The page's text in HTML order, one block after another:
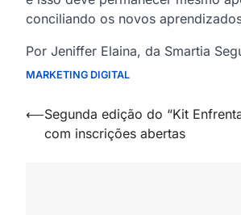
conciliando os novos
Por Jeniffer Elaina, da Smartia
MARKETING DIGITAL
Navegação
de
⟵Segunda edição do “Kit
com inscrições abertas